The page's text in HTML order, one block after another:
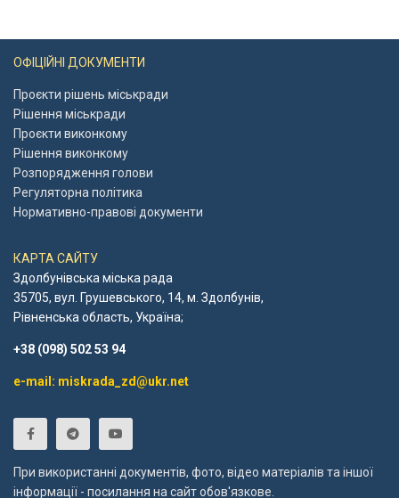
ОФІЦІЙНІ ДОКУМЕНТИ
Проєкти рішень міськради
Рішення міськради
Проєкти виконкому
Рішення виконкому
Розпорядження голови
Регуляторна політика
Нормативно-правові документи
КАРТА САЙТУ
Здолбунівська міська рада
35705, вул. Грушевського, 14, м. Здолбунів,
Рівненська область, Україна;
+38 (098) 502 53 94
e-mail: miskrada_zd@ukr.net
При використанні документів, фото, відео матеріалів та іншої
інформації - посилання на сайт обов'язкове.